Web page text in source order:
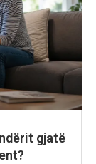
gjatë